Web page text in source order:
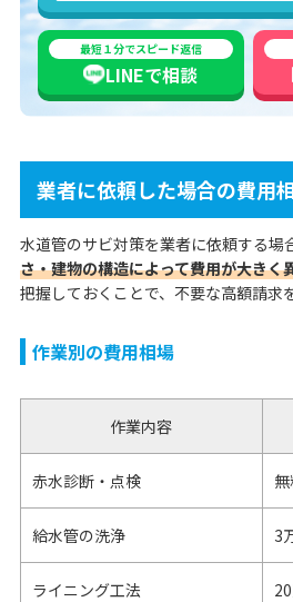
最短１分でスピード返信
LINEで相談
業者に依頼した場合の費用
水道管のサビ対策を業者に依頼する場合
さ・建物の構造によって費用が大きく
把握しておくことで、不要な高額請求
作業別の費用相場
作業内容
赤水診断・点検
給水管の洗浄 3
ライニング工法